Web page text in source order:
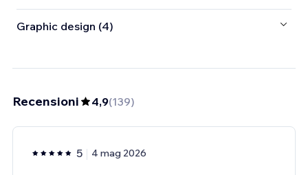
Graphic design (4)
Recensioni 4,9(139)
5 4 mag 2026